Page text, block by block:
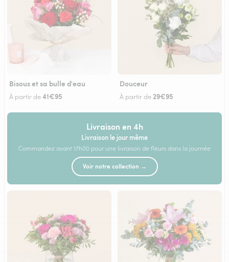
Bisous et sa bulle d'eau
À partir de41€95
Douceur
À partir de 29€95
Livraison en 4h
Livraison le jour même
Commandez avant 17h00 pour une livraison de fleurs dans la journée
Voir notre collection →